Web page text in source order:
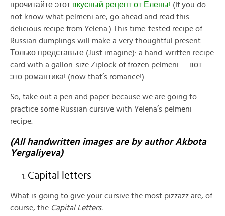
прочитайте этот вкусный рецепт от Елены! (If you do
not know what pelmeni are, go ahead and read this
delicious recipe from Yelena.) This time-tested recipe of
Russian dumplings will make a very thoughtful present.
Только представьте (Just imagine): a hand-written recipe
card with a gallon-size Ziplock of frozen pelmeni — вот
это романтика! (now that’s romance!)
So, take out a pen and paper because we are going to
practice some Russian cursive with Yelena’s pelmeni
recipe.
(All handwritten images are by author Akbota
Yergaliyeva)
Capital letters
What is going to give your cursive the most pizzazz are, of
course, the Capital Letters.